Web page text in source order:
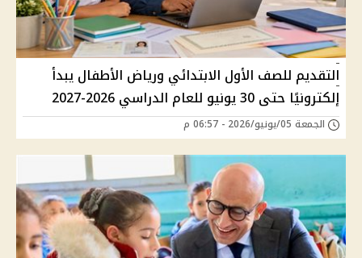
التقديم للصف الأول الابتدائي ورياض الأطفال يبدأ
إلكترونيًا حتى 30 يونيو للعام الدراسي 2026-2027
الجمعة 05/يونيو/2026 - 06:57 م